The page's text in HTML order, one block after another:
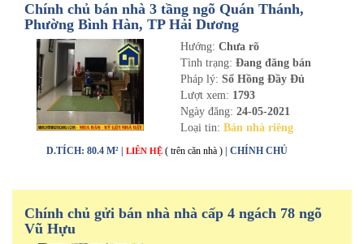
Chính chủ bán nhà 3 tầng ngõ Quán Thánh,
Phường Bình Hàn, TP Hải Dương
Hướng: Chưa rõ
Tình trạng: Đang đăng bán
Pháp lý: Sổ Hồng Đầy Đủ
Lượt xem: 1793
Ngày đăng: 24-05-2021
Loại tin: Bán nhà riêng
D.TÍCH: 80.4 M² | LIÊN HỆ ( trên căn nhà ) | CHÍNH CHỦ
Chính chủ gửi bán nhà nhà cấp 4 ngách 78 ngõ
Vũ Hựu